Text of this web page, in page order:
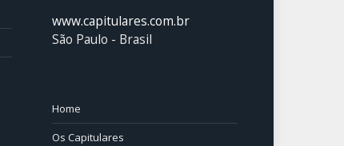
www.capitulares.com.br
São Paulo - Brasil
Home
Os Capitulares